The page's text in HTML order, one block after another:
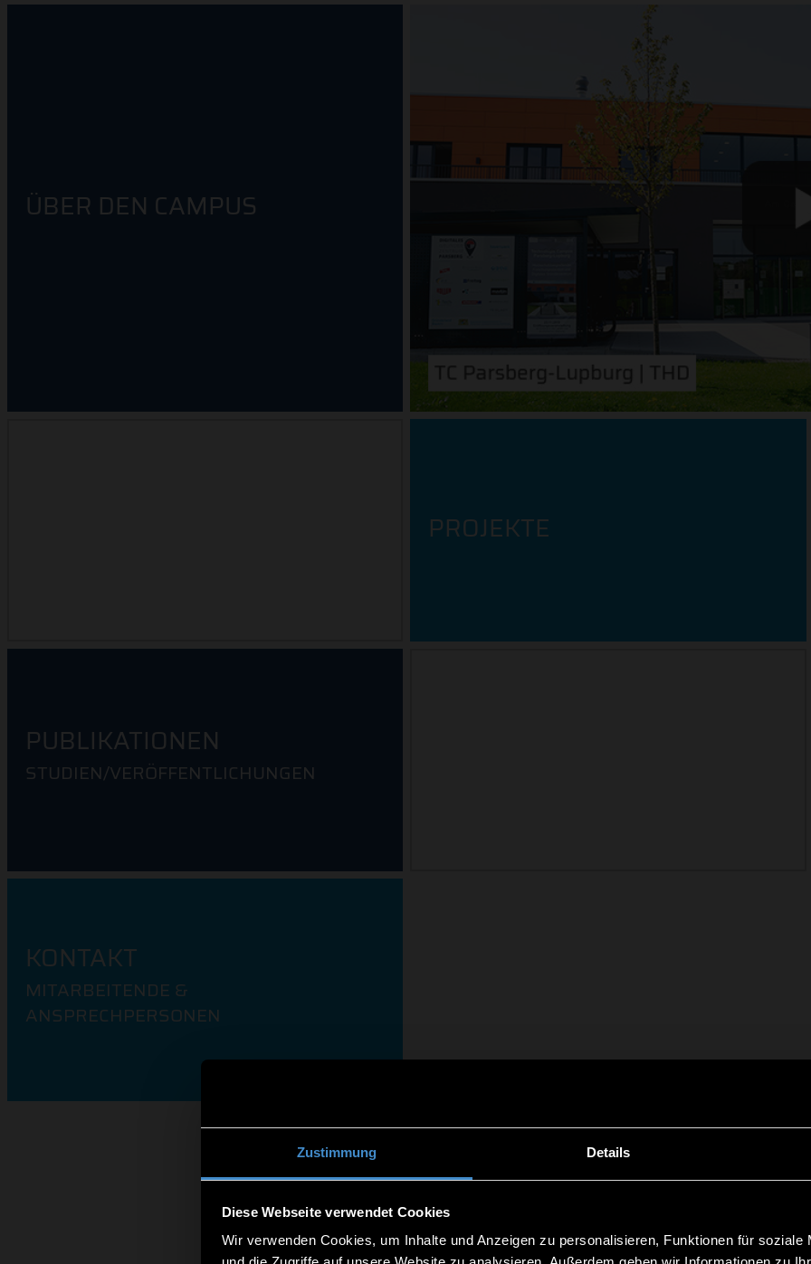
Zustimmung Details
Diese Webseite verwendet Cookies
Wir verwenden Cookies, um Inhalte und Anzeigen zu personalisieren, Funktionen für soziale
ÜBER DEN CAMPUS
PROJEKTE
PUBLIKATIONEN
STUDIEN/VERÖFFENTLICHUNGEN
KONTAKT
MITARBEITENDE &
ANSPRECHPERSONEN